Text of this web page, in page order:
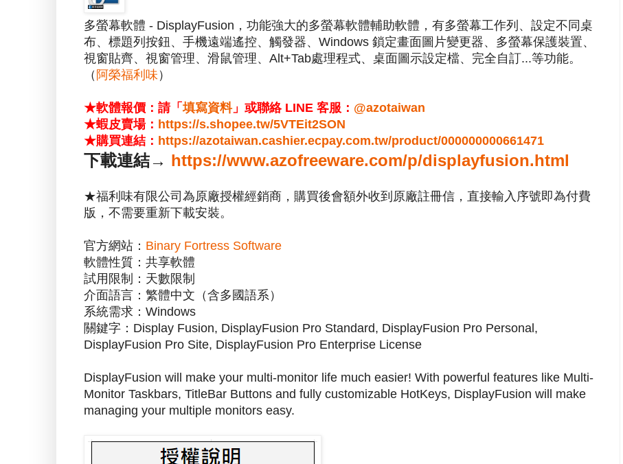
多螢幕軟體 - DisplayFusion，功能強大的多螢幕軟體輔助軟體，有多螢幕工作列、設定不同桌
布、標題列按鈕、手機遠端遙控、觸發器、Windows 鎖定畫面圖片變更器、多螢幕保護裝置、
視窗貼齊、視窗管理、滑鼠管理、Alt+Tab處理程式、桌面圖示設定檔、完全自訂...等功能。
（ 阿榮福利味 ）
★軟體報價：請「填寫資料」或聯絡 LINE 客服： @azotaiwan
★蝦皮賣場： https://s.shopee.tw/5VTEit2SON
★購買連結： https://azotaiwan.cashier.ecpay.com.tw/product/000000000661471
下載連結→ https://www.azofreeware.com/p/displayfusion.html
★福利味有限公司為原廠授權經銷商，購買後會額外收到原廠註冊信，直接輸入序號即為付費
版，不需要重新下載安裝。
官方網站： Binary Fortress Software
軟體性質：共享軟體
試用限制：天數限制
介面語言：繁體中文（含多國語系）
系統需求：Windows
關鍵字：Display Fusion, DisplayFusion Pro Standard, DisplayFusion Pro Personal,
DisplayFusion Pro Site, DisplayFusion Pro Enterprise License
DisplayFusion will make your multi-monitor life much easier! With powerful features like Multi-
Monitor Taskbars, TitleBar Buttons and fully customizable HotKeys, DisplayFusion will make
managing your multiple monitors easy.